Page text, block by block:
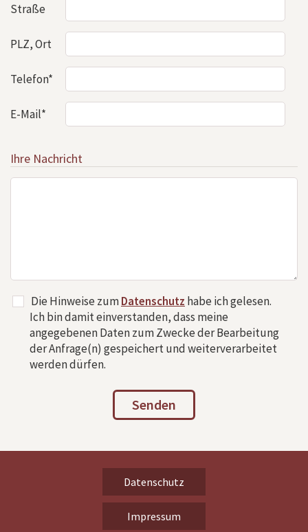
Straße
PLZ, Ort
Telefon*
E-Mail*
Ihre Nachricht
Die Hinweise zumDatenschutz habe ich gelesen.
Ich bin damit einverstanden, dass meine
angegebenen Daten zum Zwecke der Bearbeitung
der Anfrage(n) gespeichert und weiterverarbeitet
werden dürfen.
Senden
Datenschutz
Impressum